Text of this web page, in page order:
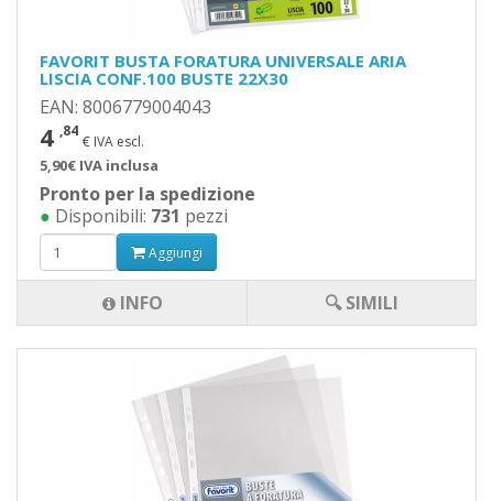
FAVORIT BUSTA FORATURA UNIVERSALE ARIA
LISCIA CONF.100 BUSTE 22X30
EAN: 8006779004043
4 ,84
€ IVA escl.
5,90€ IVA inclusa
Pronto per la spedizione
● Disponibili: 731 pezzi
Aggiungi
INFO 🔍 SIMILI